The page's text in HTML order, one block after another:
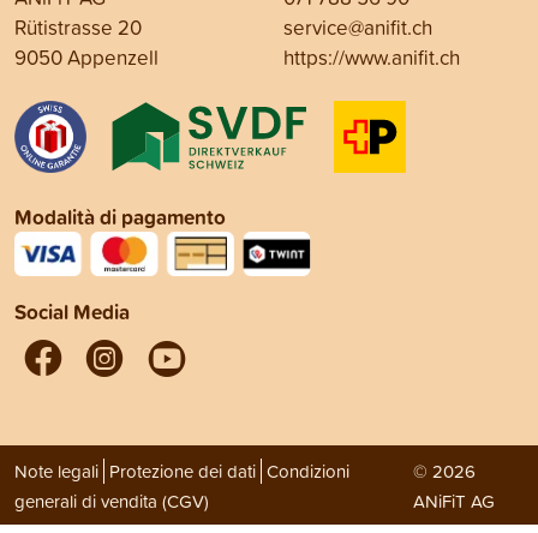
Rütistrasse 20
9050 Appenzell
service@anifit.ch
https://www.anifit.ch
Modalità di pagamento
Social Media
Note legali Protezione dei dati Condizioni
generali di vendita (CGV)
© 2026
ANiFiT AG